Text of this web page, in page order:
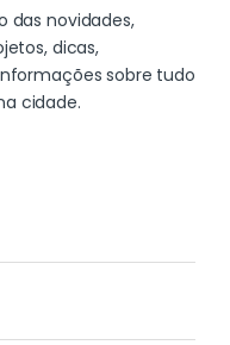
das novidades,
dicas,
sobre tudo
cidade.